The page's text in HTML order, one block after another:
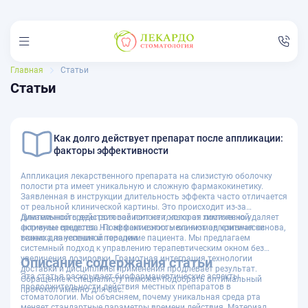
Акции
Врачи
Отзывы
Пациентам
Филиалы
Контакты
8 (835) 245-44-34
Главная Статьи
Статьи
Как долго действует препарат после аппликации:
факторы эффективности
Аппликация лекарственного препарата на слизистую оболочку
полости рта имеет уникальную и сложную фармакокинетику.
Заявленная в инструкции длительность эффекта часто отличается
от реальной клинической картины. Это происходит из-за
динамичной среды ротовой полости, которая постоянно удаляет
активные вещества. Понимание этих механизмов критически
важно для успешной терапии.
Длительность действия зависит не только от химической
формулы средства. На эффективность влияют адгезивная основа,
техника нанесения и поведение пациента. Мы предлагаем
системный подход к управлению терапевтическим окном без
увеличения дозировки. Грамотная интеграция технологии
доставки и дисциплины применения продлевает результат.
Обращение к специалисту поможет подобрать оптимальный
протокол именно для вас.
Описание содержания статьи
Эта статья раскрывает биофармацевтические аспекты
продолжительности действия местных препаратов в
стоматологии. Мы объясняем, почему уникальная среда рта